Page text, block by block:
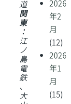
道
関
東
：
江
ノ
島
電
鉄
、
大
2026
年2
月
(12)
2026
年1
月
(15)